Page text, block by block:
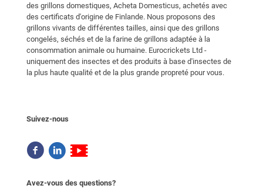
des grillons domestiques, Acheta Domesticus, achetés avec
des certificats d'origine de Finlande. Nous proposons des
grillons vivants de différentes tailles, ainsi que des grillons
congelés, séchés et de la farine de grillons adaptée à la
consommation animale ou humaine. Eurocrickets Ltd -
uniquement des insectes et des produits à base d'insectes de
la plus haute qualité et de la plus grande propreté pour vous.
Suivez-nous
Avez-vous des questions?